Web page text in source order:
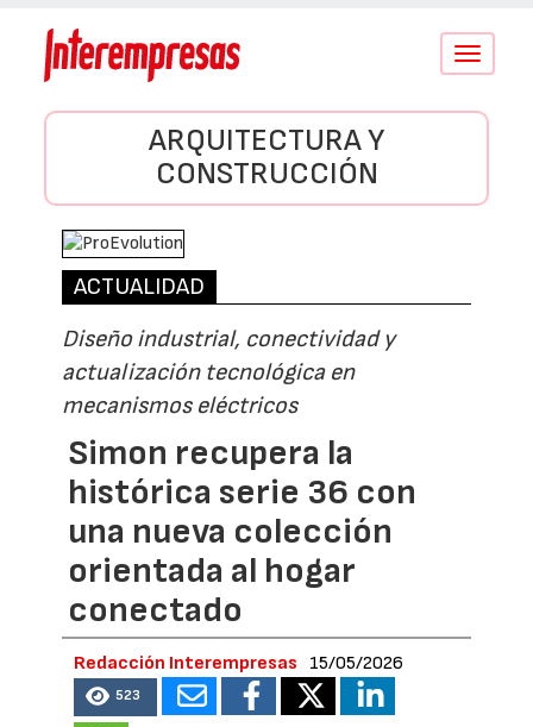
Conmutar
ARQUITECTURA Y
CONSTRUCCIÓN
ACTUALIDAD
Diseño industrial, conectividad y
actualización tecnológica en
mecanismos eléctricos
Simon recupera la
histórica serie 36 con
una nueva colección
orientada al hogar
conectado
Redacción Interempresas 15/05/2026
523